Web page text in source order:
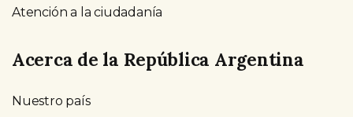
Atención a la ciudadanía
Acerca de la República Argentina
Nuestro país